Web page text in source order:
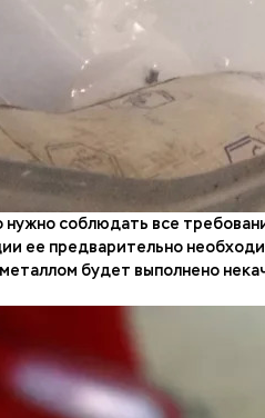
соблюдать все
ее предварительно
будет выполнено